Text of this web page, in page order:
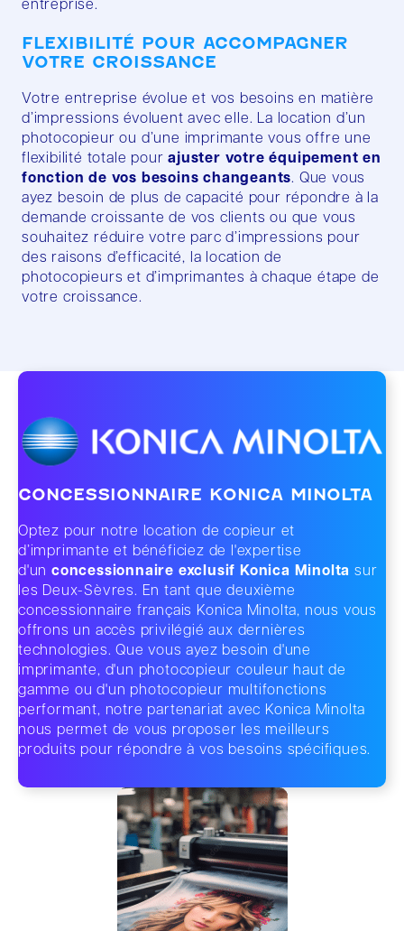
entreprise.
FLEXIBILITÉ POUR ACCOMPAGNER
VOTRE CROISSANCE
Votre entreprise évolue et vos besoins en matière
d’impressions évoluent avec elle. La location d’un
photocopieur ou d’une imprimante vous offre une
flexibilité totale pourajuster votre équipement en
fonction de vos besoins changeants. Que vous
ayez besoin de plus de capacité pour répondre à la
demande croissante de vos clients ou que vous
souhaitez réduire votre parc d’impressions pour
des raisons d’efficacité, la location de
photocopieurs et d’imprimantes à chaque étape de
votre croissance.
CONCESSIONNAIRE KONICA MINOLTA
Optez pour notre location de copieur et
d’imprimante et bénéficiez de l'expertise
d'un concessionnaire exclusif Konica Minolta sur
les Deux-Sèvres. En tant que deuxième
concessionnaire français Konica Minolta, nous vous
offrons un accès privilégié aux dernières
technologies. Que vous ayez besoin d'une
imprimante, d'un photocopieur couleur haut de
gamme ou d'un photocopieur multifonctions
performant, notre partenariat avec Konica Minolta
nous permet de vous proposer les meilleurs
produits pour répondre à vos besoins spécifiques.